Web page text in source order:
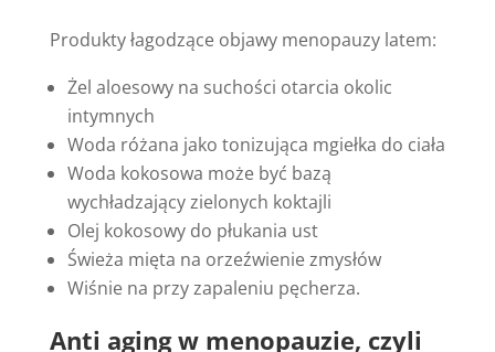
Produkty łagodzące objawy menopauzy latem:
Żel aloesowy na suchości otarcia okolic
intymnych
Woda różana jako tonizująca mgiełka do ciała
Woda kokosowa może być bazą
wychładzający zielonych koktajli
Olej kokosowy do płukania ust
Świeża mięta na orzeźwienie zmysłów
Wiśnie na przy zapaleniu pęcherza.
Anti aging w menopauzie, czyli